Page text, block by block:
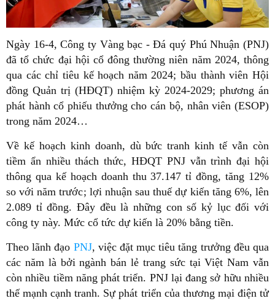
Ngày 16-4, Công ty Vàng bạc - Đá quý Phú Nhuận (PNJ)
đã tổ chức đại hội cổ đông thường niên năm 2024, thông
qua các chỉ tiêu kế hoạch năm 2024; bầu thành viên Hội
đồng Quản trị (HĐQT) nhiệm kỳ 2024-2029; phương án
phát hành cổ phiếu thưởng cho cán bộ, nhân viên (ESOP)
trong năm 2024…
Về kế hoạch kinh doanh, dù bức tranh kinh tế vẫn còn
tiềm ẩn nhiều thách thức, HĐQT PNJ vẫn trình đại hội
thông qua kế hoạch doanh thu 37.147 tỉ đồng, tăng 12%
so với năm trước; lợi nhuận sau thuế dự kiến tăng 6%, lên
2.089 tỉ đồng. Đây đều là những con số kỷ lục đối với
công ty này. Mức cổ tức dự kiến là 20% bằng tiền.
Theo lãnh đạo PNJ, việc đặt mục tiêu tăng trưởng đều qua
các năm là bởi ngành bán lẻ trang sức tại Việt Nam vẫn
còn nhiều tiềm năng phát triển. PNJ lại đang sở hữu nhiều
thế mạnh cạnh tranh. Sự phát triển của thương mại điện tử